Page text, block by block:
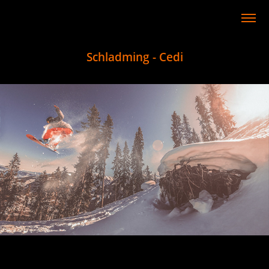
Schladming - Cedi